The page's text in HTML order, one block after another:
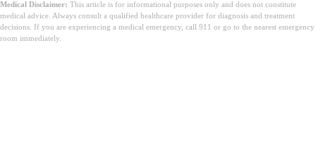
Medical Disclaimer: This article is for informational purposes only and does not constitute
medical advice. Always consult a qualified healthcare provider for diagnosis and treatment
decisions. If you are experiencing a medical emergency, call 911 or go to the nearest emergency
room immediately.